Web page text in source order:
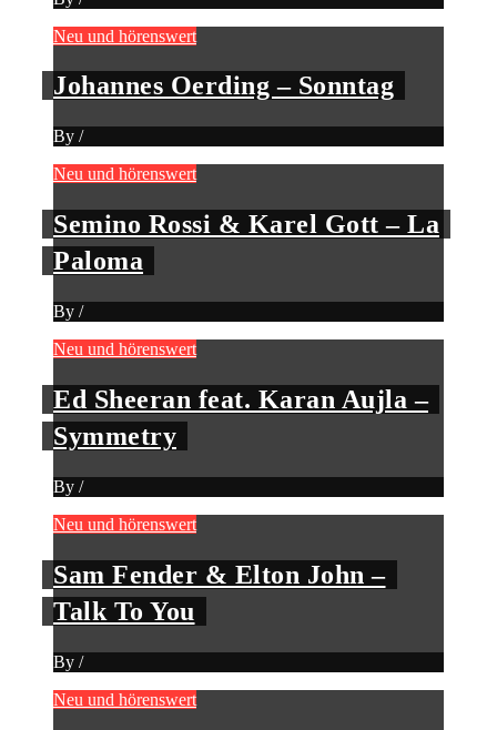
Neu und hörenswert
Johannes Oerding – Sonntag
By /
Neu und hörenswert
Semino Rossi & Karel Gott – La
Paloma
By /
Neu und hörenswert
Ed Sheeran feat. Karan Aujla –
Symmetry
By /
Neu und hörenswert
Sam Fender & Elton John –
Talk To You
By /
Neu und hörenswert